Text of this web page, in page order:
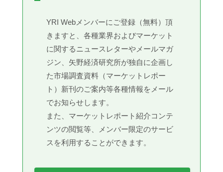
YRI Webメンバーにご登録（無料）頂
きますと、各種業界およびマーケット
に関するニュースレターやメールマガ
ジン、矢野経済研究所が独自に企画し
た市場調査資料（マーケットレポー
ト）新刊のご案内等各種情報をメール
でお知らせします。
また、マーケットレポート紹介コンテ
ンツの閲覧等、メンバー限定のサービ
スを利用することができます。